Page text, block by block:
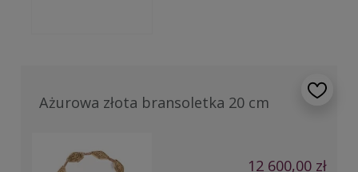
Ażurowa złota bransoletka 20 cm
12 600,00 zł